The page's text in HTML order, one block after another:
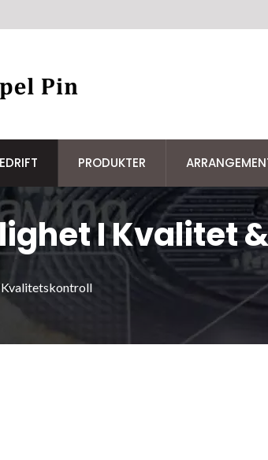
PRODUKTER
I Kvalitet
Kvalitetskontroll